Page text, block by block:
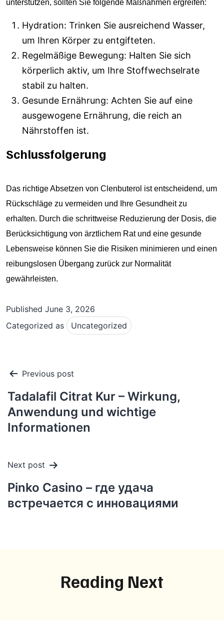
unterstützen, sollten Sie folgende Maßnahmen ergreifen:
Hydration: Trinken Sie ausreichend Wasser,
um Ihren Körper zu entgifteten.
Regelmäßige Bewegung: Halten Sie sich
körperlich aktiv, um Ihre Stoffwechselrate
stabil zu halten.
Gesunde Ernährung: Achten Sie auf eine
ausgewogene Ernährung, die reich an
Nährstoffen ist.
Schlussfolgerung
Das richtige Absetzen von Clenbuterol ist entscheidend, um
Rückschläge zu vermeiden und Ihre Gesundheit zu
erhalten. Durch die schrittweise Reduzierung der Dosis, die
Berücksichtigung von ärztlichem Rat und eine gesunde
Lebensweise können Sie die Risiken minimieren und einen
reibungslosen Übergang zurück zur Normalität
gewährleisten.
Published June 3, 2026
Categorized as
Uncategorized
Post
navigation
Previous post
Tadalafil Citrat Kur – Wirkung,
Anwendung und wichtige
Informationen
Next post
Pinko Casino – где удача
встречается с инновациями
Reading Next